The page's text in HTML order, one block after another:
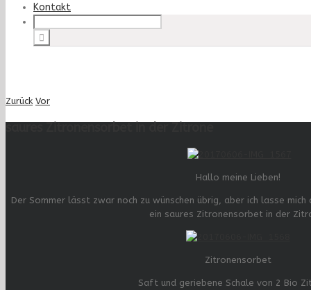
Kontakt
Zurück Vor
Hallo meine Lieben!
Der Sommer lässt zwar noch zu wünschen übrig, aber ich lasse
ein saures Zitronensorbet in der
Zitronensorbet
Saft und geriebene Schale von 2 Bio